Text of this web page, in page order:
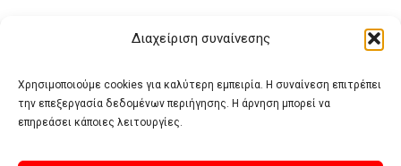
Διαχείριση συναίνεσης
Χρησιμοποιούμε cookies για καλύτερη εμπειρία. Η συναίνεση επιτρέπει
την επεξεργασία δεδομένων περιήγησης. Η άρνηση μπορεί να
επηρεάσει κάποιες λειτουργίες.
Πολυτέλεια δεν είναι το αντίθετο της ανέχειας, είναι το αντίθετο της